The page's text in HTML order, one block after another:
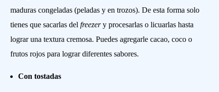
maduras congeladas (peladas y en trozos). De esta forma solo
tienes que sacarlas delfreezery procesarlas o licuarlas hasta
lograr una textura cremosa. Puedes agregarle cacao, coco o
frutos rojos para lograr diferentes sabores.
Con tostadas